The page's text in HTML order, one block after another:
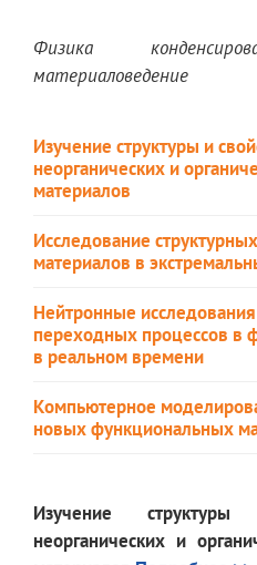
Физика
материаловедение
Изучение структуры и
неорганических и
материалов
Исследование
материалов в
Нейтронные
переходных процессов в
в реальном времени
Компьютерное
новых функциональных
Изучение
неорганических и